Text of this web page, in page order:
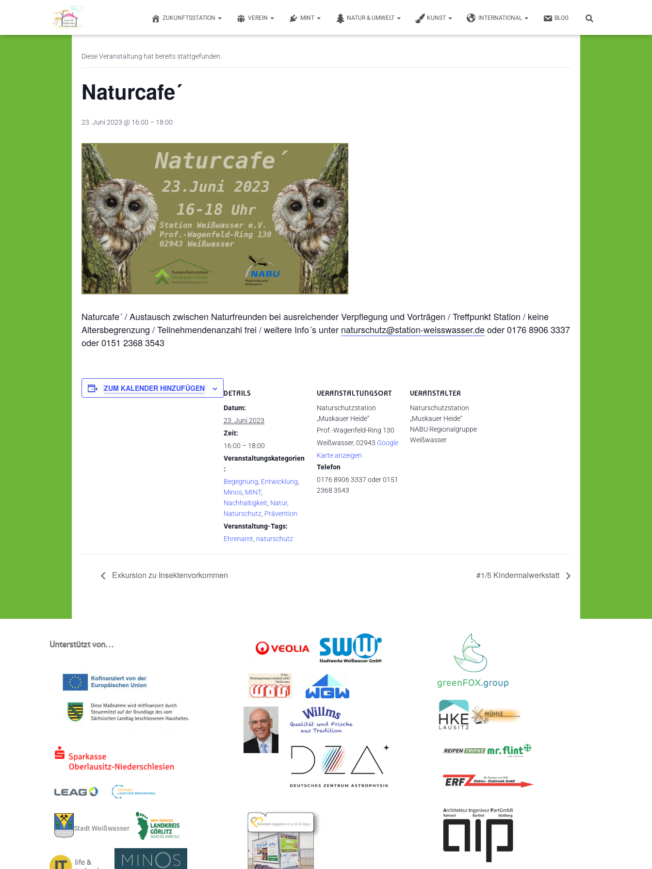
ZUKUNFTSSTATION VEREIN MINT NATUR & UMWELT KUNST INTERNATIONAL BLOG
« Alle Veranstaltungen
Diese Veranstaltung hat bereits stattgefunden.
Naturcafe´
23. Juni 2023 @ 16:00 – 18:00
Naturcafe´ / Austausch zwischen Naturfreunden bei ausreichender Verpflegung und Vorträgen / Treffpunkt Station / keine
Altersbegrenzung / Teilnehmendenanzahl frei / weitere Info´s unter naturschutz@station-weisswasser.deoder 0176 8906 3337
oder 0151 2368 3543
ZUM KALENDER HINZUFÜGEN
DETAILS
Datum:
23. Juni 2023
Zeit:
16:00 – 18:00
Veranstaltungskategorien
:
Begegnung Entwicklung
Minos MINT,
Nachhaltigkeit Natur,
Naturschutz Prävention
Veranstaltung-Tags:
Ehrenamt naturschutz
VERANSTALTUNGSORT
Naturschutzstation
„Muskauer Heide“
Prof.-Wagenfeld-Ring 130
Weißwasser, 02943 Google
Karte anzeigen
Telefon
0176 8906 3337 oder 0151
2368 3543
VERANSTALTER
Naturschutzstation
„Muskauer Heide“
NABU Regionalgruppe
Weißwasser
Exkursion zu Insektenvorkommen #1/5 Kindermalwerkstatt
Unterstützt von…
Stadt Weißwasser